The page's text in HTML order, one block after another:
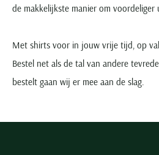
de makkelijkste manier om voordeliger
Met shirts voor in jouw vrije tijd, op
Bestel net als de tal van andere
bestelt gaan wij er mee aan de slag.